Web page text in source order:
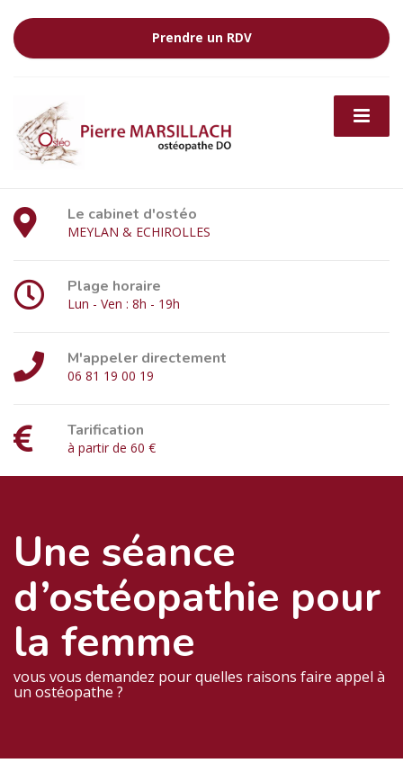
Prendre un RDV
Le cabinet d'ostéo
MEYLAN & ECHIROLLES
Plage horaire
Lun - Ven : 8h - 19h
M'appeler directement
06 81 19 00 19
Tarification
à partir de 60 €
Une séance
d’ostéopathie pour
la femme
vous vous demandez pour quelles raisons faire appel à
un ostéopathe ?